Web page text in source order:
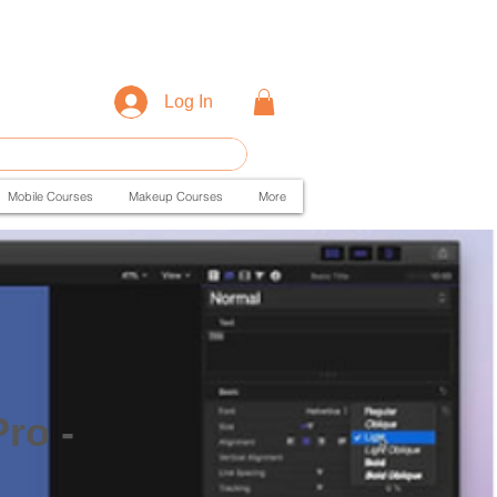
Log In
Mobile Courses Makeup Courses More
-